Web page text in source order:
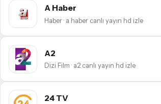
A Haber
Haber · a haber canlı yayın hd izle
A2
Dizi Film · a2 canlı yayın hd izle
24 TV